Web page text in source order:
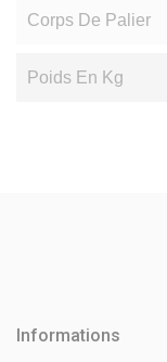
Corps De Palier
Poids En Kg
Informations